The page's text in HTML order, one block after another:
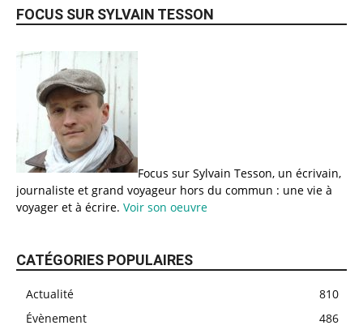
FOCUS SUR SYLVAIN TESSON
Focus sur Sylvain Tesson, un écrivain,
journaliste et grand voyageur hors du commun : une vie à
voyager et à écrire. Voir son oeuvre
CATÉGORIES POPULAIRES
Actualité
810
Évènement
486